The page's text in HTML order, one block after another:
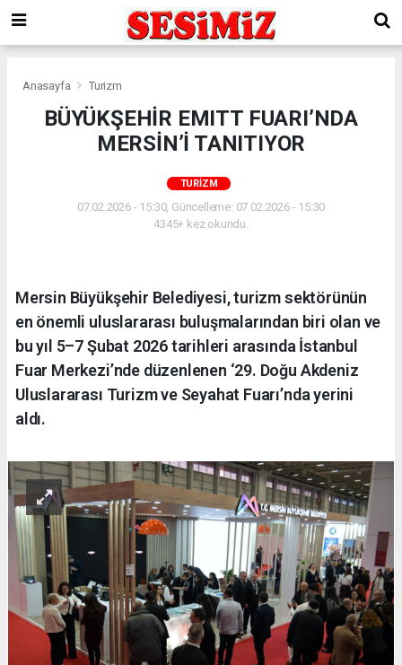
Anasayfa Turizm
BÜYÜKŞEHİR EMITT FUARI’NDA
MERSİN’İ TANITIYOR
TURIZM
07.02.2026 - 15:30, Güncelleme: 07.02.2026 - 15:30
4345+ kez okundu.
Mersin Büyükşehir Belediyesi, turizm sektörünün
en önemli uluslararası buluşmalarından biri olan ve
bu yıl 5–7 Şubat 2026 tarihleri arasında İstanbul
Fuar Merkezi’nde düzenlenen ‘29. Doğu Akdeniz
Uluslararası Turizm ve Seyahat Fuarı’nda yerini
aldı.